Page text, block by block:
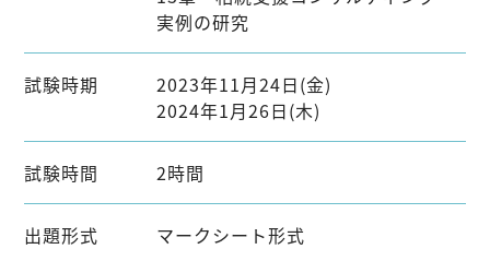
実例の研究
試験時期
2023年11月24日(金)
2024年1月26日(木)
試験時間 2時間
出題形式 マークシート形式